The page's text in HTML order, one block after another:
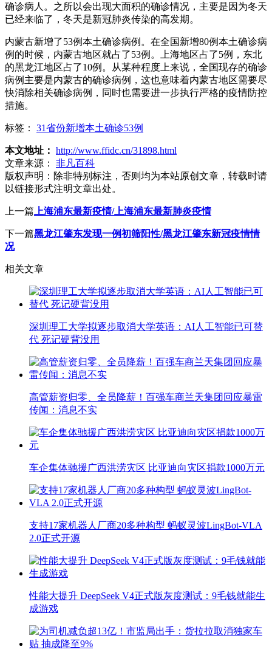
确诊病人。之所以会出现大面积的确诊情况，主要是因为冬天
已经来临了，冬天是新冠肺炎传染的高发期。
内蒙古新增了53例本土确诊病例。在全国新增80例本土确诊病
例的时候，内蒙古地区就占了53例。上海地区占了5例，东北
的黑龙江地区占了10例。从某种程度上来说，全国现存的确诊
病例主要是内蒙古的确诊病例，这也意味着内蒙古地区需要尽
快消除相关确诊病例，同时也需要进一步执行严格的疫情防控
措施。
标签： 31省份新增本土确诊53例
本文地址： http://www.ffidc.cn/31898.html
文章来源：
非凡百科
版权声明： 除非特别标注，否则均为本站原创文章，转载时请
以链接形式注明文章出处。
上一篇 上海浦东最新疫情/上海浦东最新肺炎疫情
下一篇黑龙江肇东发现一例初筛阳性/黑龙江肇东新冠疫情情
况
相关文章
深圳理工大学拟逐步取消大学英语：AI人工智能已可替
代 死记硬背没用
高管薪资归零、全员降薪！百强车商兰天集团回应暴雷
传闻：消息不实
车企集体驰援广西洪涝灾区 比亚迪向灾区捐款1000万元
支持17家机器人厂商20多种构型 蚂蚁灵波LingBot-VLA
2.0正式开源
性能大提升 DeepSeek V4正式版灰度测试：9毛钱就能生
成游戏